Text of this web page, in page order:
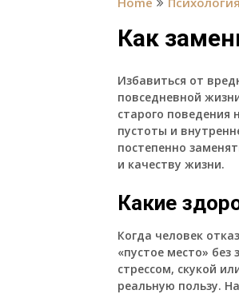
Как
Избавиться от
повседневной
старого поведения
пустоты и
постепенно
и качеству жизни.
Какие
Когда человек
«пустое место»
стрессом, скукой
реальную пользу.